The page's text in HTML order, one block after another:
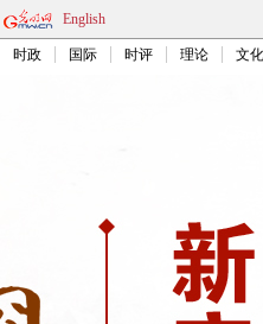
English
时政 国际 时评 理论 文化